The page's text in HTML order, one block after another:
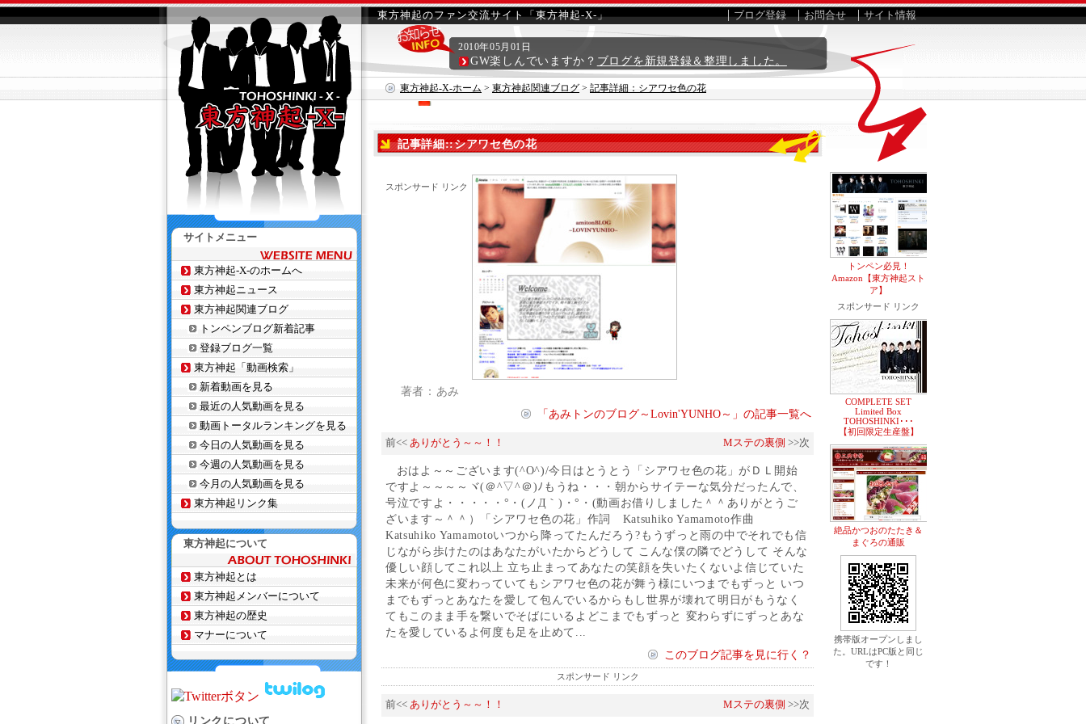
東方神起のファン交流サイト「東方神起-X-」
東方神起-X-ホーム > 東方神起関連ブログ > 記事詳細：シアワセ色の花
ブログ登録 お問合せ サイト情報
2010年05月01日
GW楽しんでいますか？ ブログを新規登録＆整理しました。
記事詳細::シアワセ色の花
スポンサード リンク
著者：あみ
「あみトンのブログ～Lovin'YUNHO～」の記事一覧へ
前<< ありがとう～～！！ Mステの裏側 >>次
おはよ～～ございます(^O^)/今日はとうとう「シアワセ色の花」がＤＬ開始
ですよ～～～～ヾ(＠^▽^＠)ﾉもうね・・・朝からサイテーな気分だったんで、
号泣ですよ・・・・・°・(ノД｀)・°・(動画お借りしました＾＾ありがとうご
ざいます～＾＾）「シアワセ色の花」作詞 Katsuhiko Yamamoto作曲
Katsuhiko Yamamotoいつから降ってたんだろう?もうずっと雨の中でそれでも信
じながら歩けたのはあなたがいたからどうして こんな僕の隣でどうして そんな
優しい顔してこれ以上 立ち止まってあなたの笑顔を失いたくないよ信じていた
未来が何色に変わっていてもシアワセ色の花が舞う様にいつまでもずっと いつ
までもずっとあなたを愛して包んでいるからもし世界が壊れて明日がもうなく
てもこのまま手を繋いでそばにいるよどこまでもずっと 変わらずにずっとあな
たを愛しているよ何度も足を止めて...
このブログ記事を見に行く？
スポンサード リンク
前<< ありがとう～～！！ Mステの裏側 >>次
サイトメニュー
東方神起-X-のホームへ
東方神起ニュース
東方神起関連ブログ
トンペンブログ新着記事
登録ブログ一覧
東方神起「動画検索」
新着動画を見る
最近の人気動画を見る
動画トータルランキングを見る
今日の人気動画を見る
今週の人気動画を見る
今月の人気動画を見る
東方神起リンク集
東方神起について
東方神起とは
東方神起メンバーについて
東方神起の歴史
マナーについて
リンクについて
トンペン必見！
Amazon【東方神起スト
ア】
スポンサード リンク
COMPLETE SET
Limited Box
TOHOSHINKI･･･
【初回限定生産盤】
絶品かつおのたたき＆
まぐろの通販
携帯版オープンしまし
た。URLはPC版と同じ
です！